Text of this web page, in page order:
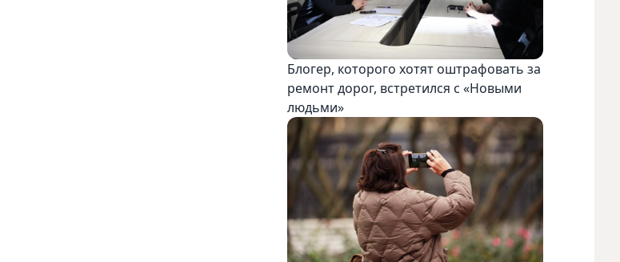
Блогер, которого хотят оштрафовать за
ремонт дорог, встретился с «Новыми
людьми»